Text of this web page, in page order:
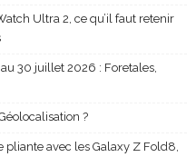
Ultra 2, ce qu’il faut retenir
30 juillet 2026 : Foretales,
?
avec les Galaxy Z Fold8,